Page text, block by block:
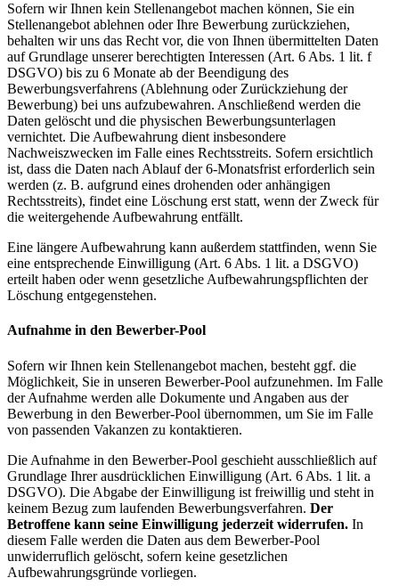
Sofern wir Ihnen kein Stellenangebot machen können, Sie ein
Stellenangebot ablehnen oder Ihre Bewerbung zurückziehen,
behalten wir uns das Recht vor, die von Ihnen übermittelten Daten
auf Grundlage unserer berechtigten Interessen (Art. 6 Abs. 1 lit. f
DSGVO) bis zu 6 Monate ab der Beendigung des
Bewerbungsverfahrens (Ablehnung oder Zurückziehung der
Bewerbung) bei uns aufzubewahren. Anschließend werden die
Daten gelöscht und die physischen Bewerbungsunterlagen
vernichtet. Die Aufbewahrung dient insbesondere
Nachweiszwecken im Falle eines Rechtsstreits. Sofern ersichtlich
ist, dass die Daten nach Ablauf der 6-Monatsfrist erforderlich sein
werden (z. B. aufgrund eines drohenden oder anhängigen
Rechtsstreits), findet eine Löschung erst statt, wenn der Zweck für
die weitergehende Aufbewahrung entfällt.
Eine längere Aufbewahrung kann außerdem stattfinden, wenn Sie
eine entsprechende Einwilligung (Art. 6 Abs. 1 lit. a DSGVO)
erteilt haben oder wenn gesetzliche Aufbewahrungspflichten der
Löschung entgegenstehen.
Aufnahme in den Bewerber-Pool
Sofern wir Ihnen kein Stellenangebot machen, besteht ggf. die
Möglichkeit, Sie in unseren Bewerber-Pool aufzunehmen. Im Falle
der Aufnahme werden alle Dokumente und Angaben aus der
Bewerbung in den Bewerber-Pool übernommen, um Sie im Falle
von passenden Vakanzen zu kontaktieren.
Die Aufnahme in den Bewerber-Pool geschieht ausschließlich auf
Grundlage Ihrer ausdrücklichen Einwilligung (Art. 6 Abs. 1 lit. a
DSGVO). Die Abgabe der Einwilligung ist freiwillig und steht in
keinem Bezug zum laufenden Bewerbungsverfahren. Der
Betroffene kann seine Einwilligung jederzeit widerrufen. In
diesem Falle werden die Daten aus dem Bewerber-Pool
unwiderruflich gelöscht, sofern keine gesetzlichen
Aufbewahrungsgründe vorliegen.